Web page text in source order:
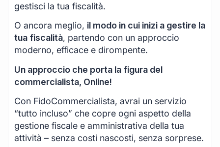
gestisci la tua fiscalità.
O ancora meglio, il modo in cui inizi a gestire la
tua fiscalità, partendo con un approccio
moderno, efficace e dirompente.
Un approccio che porta la figura del
commercialista, Online!
Con FidoCommercialista, avrai un servizio
“tutto incluso” che copre ogni aspetto della
gestione fiscale e amministrativa della tua
attività – senza costi nascosti, senza sorprese.